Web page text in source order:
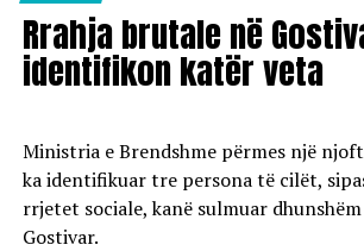
Rrahja brutale në
identifikon katër veta
Ministria e Brendshme përmes një
ka identifikuar tre persona të cilët,
rrjetet sociale, kanë sulmuar
Gostivar.